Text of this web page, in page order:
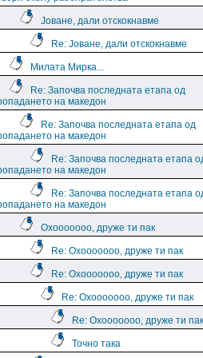
Јоване, дали отскокнавме
Re: Јоване, дали отскокнавме
Милата Мирка...
Re: Започва последната етапа од
на македон
Re: Започва последната етапа од
на македон
Re: Започва последната етапа
на македон
Re: Започва последната етапа
на македон
Охооооооо, друже ти пак
Re: Охооооооо, друже ти пак
Re: Охооооооо, друже ти пак
Re: Охооооооо, друже ти пак
Re: Охооооооо, друже ти пак
Точно така